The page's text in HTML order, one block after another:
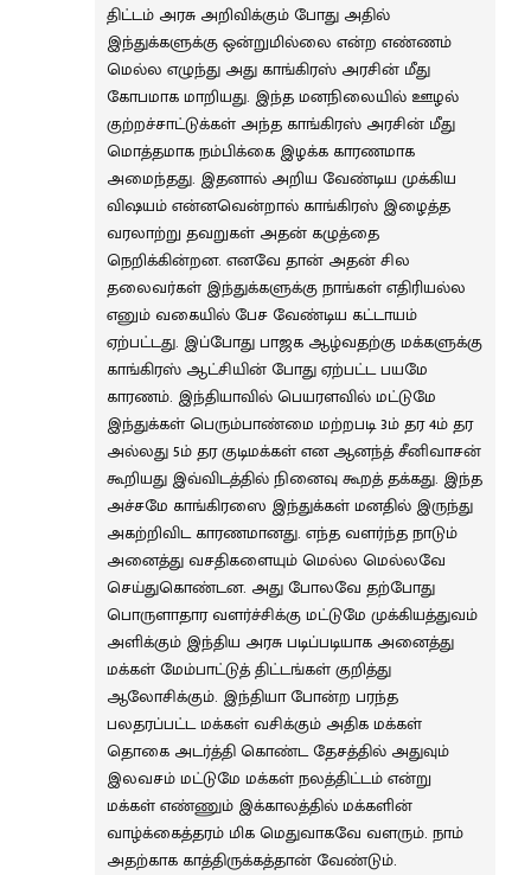
திட்டம் அரசு அறிவிக்கும் போது அதில்
இந்துக்களுக்கு ஒன்றுமில்லை என்ற எண்ணம்
மெல்ல எழுந்து அது காங்கிரஸ் அரசின் மீது
கோபமாக மாறியது. இந்த மனநிலையில் ஊழல்
குற்றச்சாட்டுக்கள் அந்த காங்கிரஸ் அரசின் மீது
மொத்தமாக நம்பிக்கை இழக்க காரணமாக
அமைந்தது. இதனால் அறிய வேண்டிய முக்கிய
விஷயம் என்னவென்றால் காங்கிரஸ் இழைத்த
வரலாற்று தவறுகள் அதன் கழுத்தை
நெறிக்கின்றன. எனவே தான் அதன் சில
தலைவர்கள் இந்துக்களுக்கு நாங்கள் எதிரியல்ல
எனும் வகையில் பேச வேண்டிய கட்டாயம்
ஏற்பட்டது. இப்போது பாஜக ஆழ்வதற்கு மக்களுக்கு
காங்கிரஸ் ஆட்சியின் போது ஏற்பட்ட பயமே
காரணம். இந்தியாவில் பெயரளவில் மட்டுமே
இந்துக்கள் பெரும்பாண்மை மற்றபடி 3ம் தர 4ம் தர
அல்லது 5ம் தர குடிமக்கள் என ஆனந்த் சீனிவாசன்
கூறியது இவ்விடத்தில் நினைவு கூறத் தக்கது. இந்த
அச்சமே காங்கிரஸை இந்துக்கள் மனதில் இருந்து
அகற்றிவிட காரணமானது. எந்த வளர்ந்த நாடும்
அனைத்து வசதிகளையும் மெல்ல மெல்லவே
செய்துகொண்டன. அது போலவே தற்போது
பொருளாதார வளர்ச்சிக்கு மட்டுமே முக்கியத்துவம்
அளிக்கும் இந்திய அரசு படிப்படியாக அனைத்து
மக்கள் மேம்பாட்டுத் திட்டங்கள் குறித்து
ஆலோசிக்கும். இந்தியா போன்ற பரந்த
பலதரப்பட்ட மக்கள் வசிக்கும் அதிக மக்கள்
தொகை அடர்த்தி கொண்ட தேசத்தில் அதுவும்
இலவசம் மட்டுமே மக்கள் நலத்திட்டம் என்று
மக்கள் எண்ணும் இக்காலத்தில் மக்களின்
வாழ்க்கைத்தரம் மிக மெதுவாகவே வளரும். நாம்
அதற்காக காத்திருக்கத்தான் வேண்டும்.